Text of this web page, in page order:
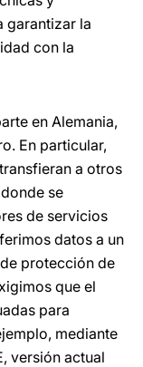
garantizar la
con la
en Alemania,
En particular,
a otros
se
de servicios
datos a un
protección de
que el
para
mediante
versión actual